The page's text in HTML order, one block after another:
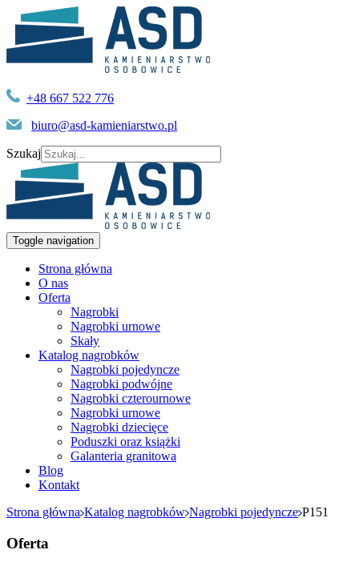
+48 667 522 776
biuro@asd-kamieniarstwo.pl
Szukaj
Toggle navigation
Strona główna
O nas
Oferta
Nagrobki
Nagrobki urnowe
Skały
Katalog nagrobków
Nagrobki pojedyncze
Nagrobki podwójne
Nagrobki czterournowe
Nagrobki urnowe
Nagrobki dziecięce
Poduszki oraz książki
Galanteria granitowa
Blog
Kontakt
Strona główna Katalog nagrobków Nagrobki pojedyncze P151
Oferta